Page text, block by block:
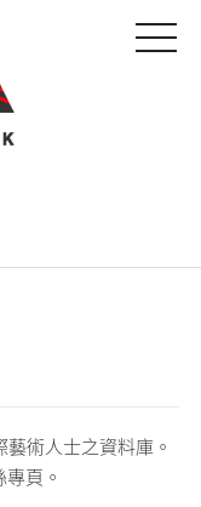
術人士之資料庫。
頁。